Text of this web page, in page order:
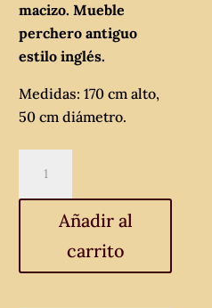
macizo. Mueble
perchero antiguo
estilo inglés.
Medidas: 170 cm alto,
50 cm diámetro.
pié
antiguo
macizo.
Añadir al
carrito